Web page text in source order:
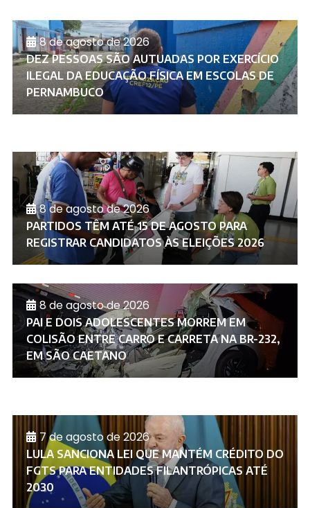
8 de agosto de 2026
DEZ PESSOAS SÃO AUTUADAS POR EXERCÍCIO
ILEGAL DA EDUCAÇÃO FÍSICA EM ESCOLAS DE
PERNAMBUCO
8 de agosto de 2026
PARTIDOS TÊM ATÉ 15 DE AGOSTO PARA
REGISTRAR CANDIDATOS ÀS ELEIÇÕES 2026
8 de agosto de 2026
PAI E DOIS ADOLESCENTES MORREM EM
COLISÃO ENTRE CARRO E CARRETA NA BR-232,
EM SÃO CAETANO
7 de agosto de 2026
LULA SANCIONA LEI QUE MANTÉM CRÉDITO DO
FGTS PARA ENTIDADES FILANTRÓPICAS ATÉ
2030